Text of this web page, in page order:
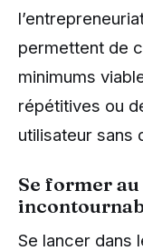
permettent de
minimums
répétitives ou
utilisateur sans
Se former
Se lancer dans